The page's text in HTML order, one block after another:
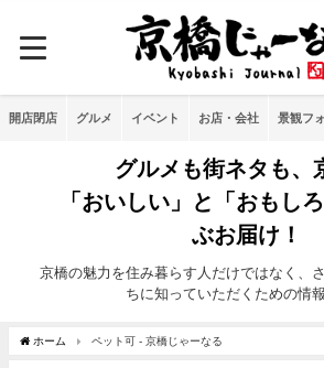
開店閉店 グルメ イベント お店・会社 景観フ
グルメも街ネタも、
「おいしい」と「おもし
ぶお届け！
京橋の魅力を住み暮らす人だけではなく、
ちに知っていただくための情
ホーム ペット可 - 京橋じゃーなる